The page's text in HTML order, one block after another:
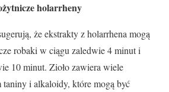
holarrheny
że ekstrakty z holarrhena mogą
robaki w ciągu zaledwie 4 minut i
10 minut. Zioło zawiera wiele
i alkaloidy, które mogą być